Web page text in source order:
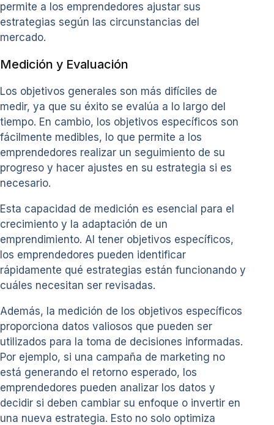
permite a los emprendedores ajustar sus
estrategias según las circunstancias del
mercado.
Medición y Evaluación
Los objetivos generales son más difíciles de
medir, ya que su éxito se evalúa a lo largo del
tiempo. En cambio, los objetivos específicos son
fácilmente medibles, lo que permite a los
emprendedores realizar un seguimiento de su
progreso y hacer ajustes en su estrategia si es
necesario.
Esta capacidad de medición es esencial para el
crecimiento y la adaptación de un
emprendimiento. Al tener objetivos específicos,
los emprendedores pueden identificar
rápidamente qué estrategias están funcionando y
cuáles necesitan ser revisadas.
Además, la medición de los objetivos específicos
proporciona datos valiosos que pueden ser
utilizados para la toma de decisiones informadas.
Por ejemplo, si una campaña de marketing no
está generando el retorno esperado, los
emprendedores pueden analizar los datos y
decidir si deben cambiar su enfoque o invertir en
una nueva estrategia. Esto no solo optimiza